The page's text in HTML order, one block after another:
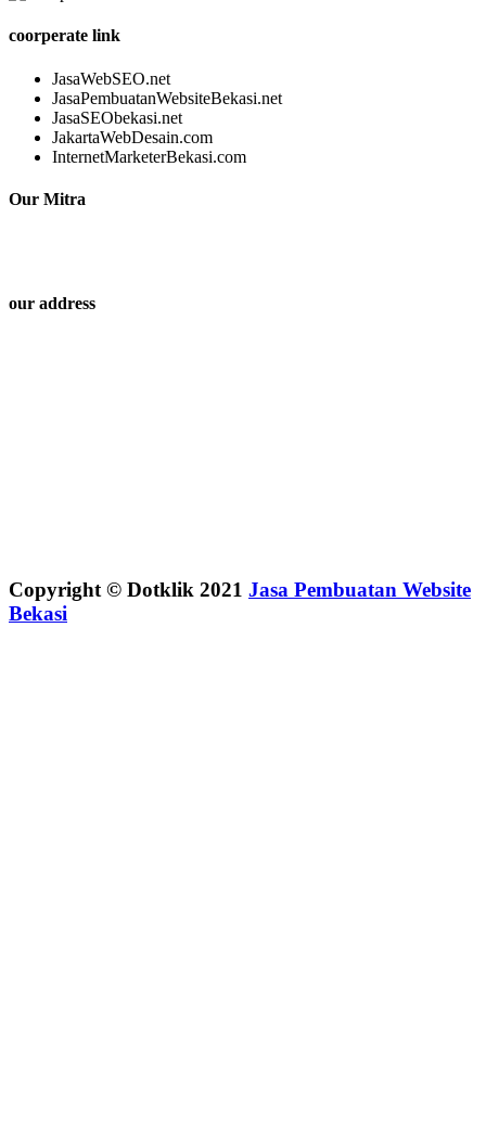
coorperate link
JasaWebSEO.net
JasaPembuatanWebsiteBekasi.net
JasaSEObekasi.net
JakartaWebDesain.com
InternetMarketerBekasi.com
Our Mitra
our address
Copyright © Dotklik 2021 Jasa Pembuatan Website
Bekasi